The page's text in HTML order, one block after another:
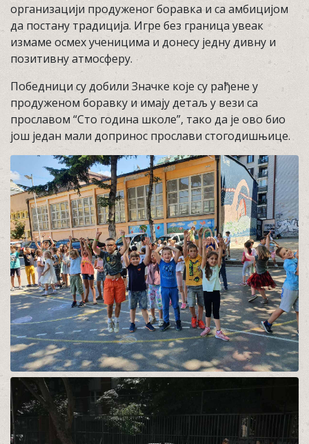
организацији продуженог боравка и са амбицијом
да постану традиција. Игре без граница увеак
измаме осмех ученицима и донесу једну дивну и
позитивну атмосферу.
Победници су добили Значке које су рађене у
продуженом боравку и имају детаљ у вези са
прославом “Сто година школе”, тако да је ово био
још један мали допринос прослави стогодишњице.